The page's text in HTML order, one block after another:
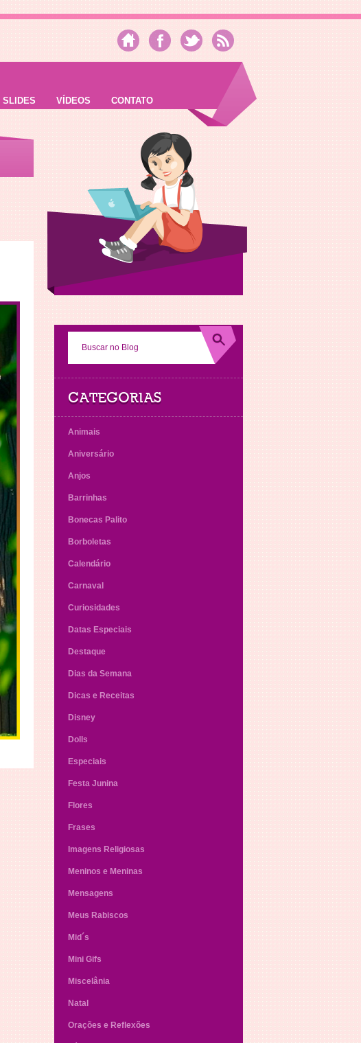
SLIDES VÍDEOS CONTATO
CATEGORIAS
Animais
Aniversário
Anjos
Barrinhas
Bonecas Palito
Borboletas
Calendário
Carnaval
Curiosidades
Datas Especiais
Destaque
Dias da Semana
Dicas e Receitas
Disney
Dolls
Especiais
Festa Junina
Flores
Frases
Imagens Religiosas
Meninos e Meninas
Mensagens
Meus Rabiscos
Mid´s
Mini Gifs
Miscelânia
Natal
Orações e Reflexões